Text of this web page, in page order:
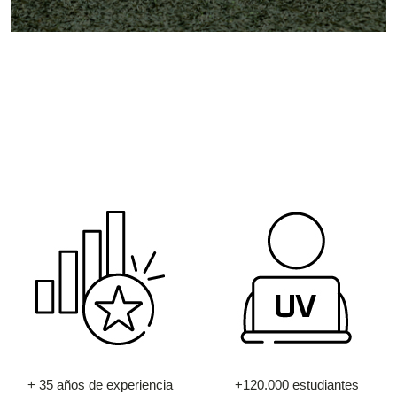
+ 35 años de experiencia +120.000 estudiantes